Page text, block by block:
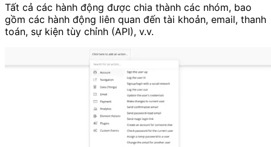
Tất cả các hành động được chia thành các nhóm, bao
gồm các hành động liên quan đến tài khoản, email, thanh
toán, sự kiện tùy chỉnh (API), v.v.